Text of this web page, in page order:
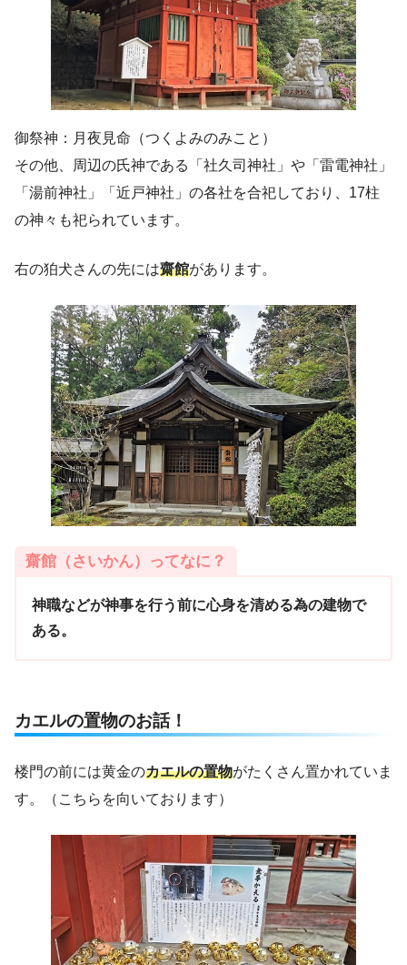
御祭神：月夜見命（つくよみのみこと）
その他、周辺の氏神である「社久司神社」や「雷電神社」
「湯前神社」「近戸神社」の各社を合祀しており、17柱
の神々も祀られています。
右の狛犬さんの先には齋館があります。
齋館（さいかん）ってなに？
神職などが神事を行う前に心身を清める為の建物で
ある。
カエルの置物のお話！
楼門の前には黄金のカエルの置物がたくさん置かれていま
す。（こちらを向いております）